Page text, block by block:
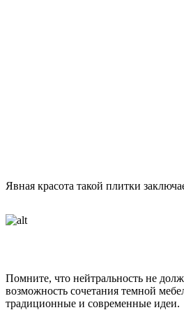
Явная красота такой плитки
Помните, что нейтральность не
возможность сочетания темной
традиционные и современные идеи.